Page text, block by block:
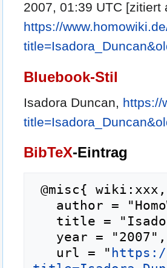
2007, 01:39 UTC [zitiert
https://
Bluebook-Stil
Isadora Duncan, https://
BibTeX-Eintrag
   url = "
https://